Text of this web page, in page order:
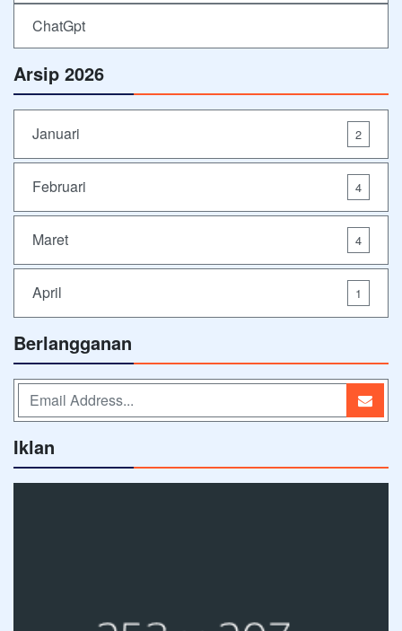
ChatGpt
Arsip 2026
Januari 2
Februari 4
Maret 4
April 1
Berlangganan
Iklan